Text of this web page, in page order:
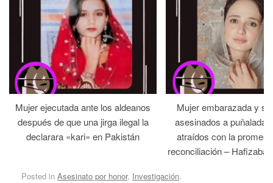
Mujer ejecutada ante los aldeanos
después de que una jirga ilegal la
declarara «kari» en Pakistán
Mujer embarazada y
asesinados a
atraídos con la
reconciliación –
Posted in Asesinato por honor, Investigación.